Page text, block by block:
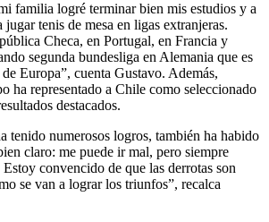
familia logré terminar bien mis estudios y a
jugar tenis de mesa en ligas extranjeras.
Checa, en Portugal, en Francia y
segunda bundesliga en Alemania que es
Europa”, cuenta Gustavo. Además,
ha representado a Chile como seleccionado
destacados.
tenido numerosos logros, también ha habido
claro: me puede ir mal, pero siempre
convencido de que las derrotas son
se van a lograr los triunfos”, recalca